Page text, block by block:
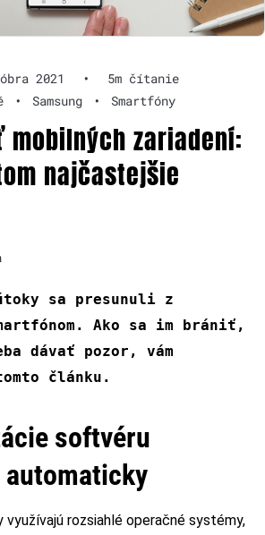
2021 •
5m čítanie
• Samsung • Smartfóny
mobilných zariadení:
najčastejšie
sa presunuli z
Ako sa im brániť,
dávať pozor, vám
článku.
softvéru
rozsiahlé operačné systémy,